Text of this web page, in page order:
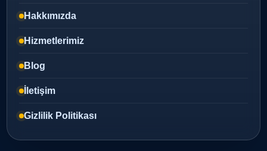
Hakkımızda
Hizmetlerimiz
Blog
İletişim
Gizlilik Politikası